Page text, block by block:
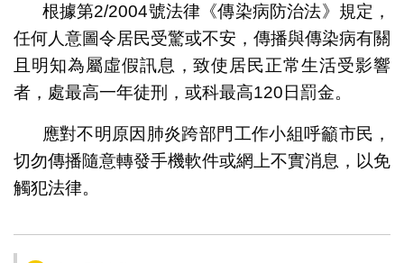
根據第2/2004號法律《傳染病防治法》規定，
任何人意圖令居民受驚或不安，傳播與傳染病有關
且明知為屬虛假訊息，致使居民正常生活受影響
者，處最高一年徒刑，或科最高120日罰金。
應對不明原因肺炎跨部門工作小組呼籲市民，
切勿傳播隨意轉發手機軟件或網上不實消息，以免
觸犯法律。